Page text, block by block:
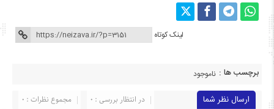
لینک کوتاه
برچسب ها : ناموجود
ارسال نظر شما مجموع نظرات : 0
در انتظار بررسی : 0